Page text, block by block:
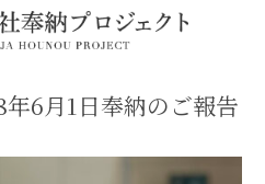
6月1日奉納のご報告